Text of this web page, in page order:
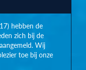
hebben de
zich bij de
Wij
toe bij onze